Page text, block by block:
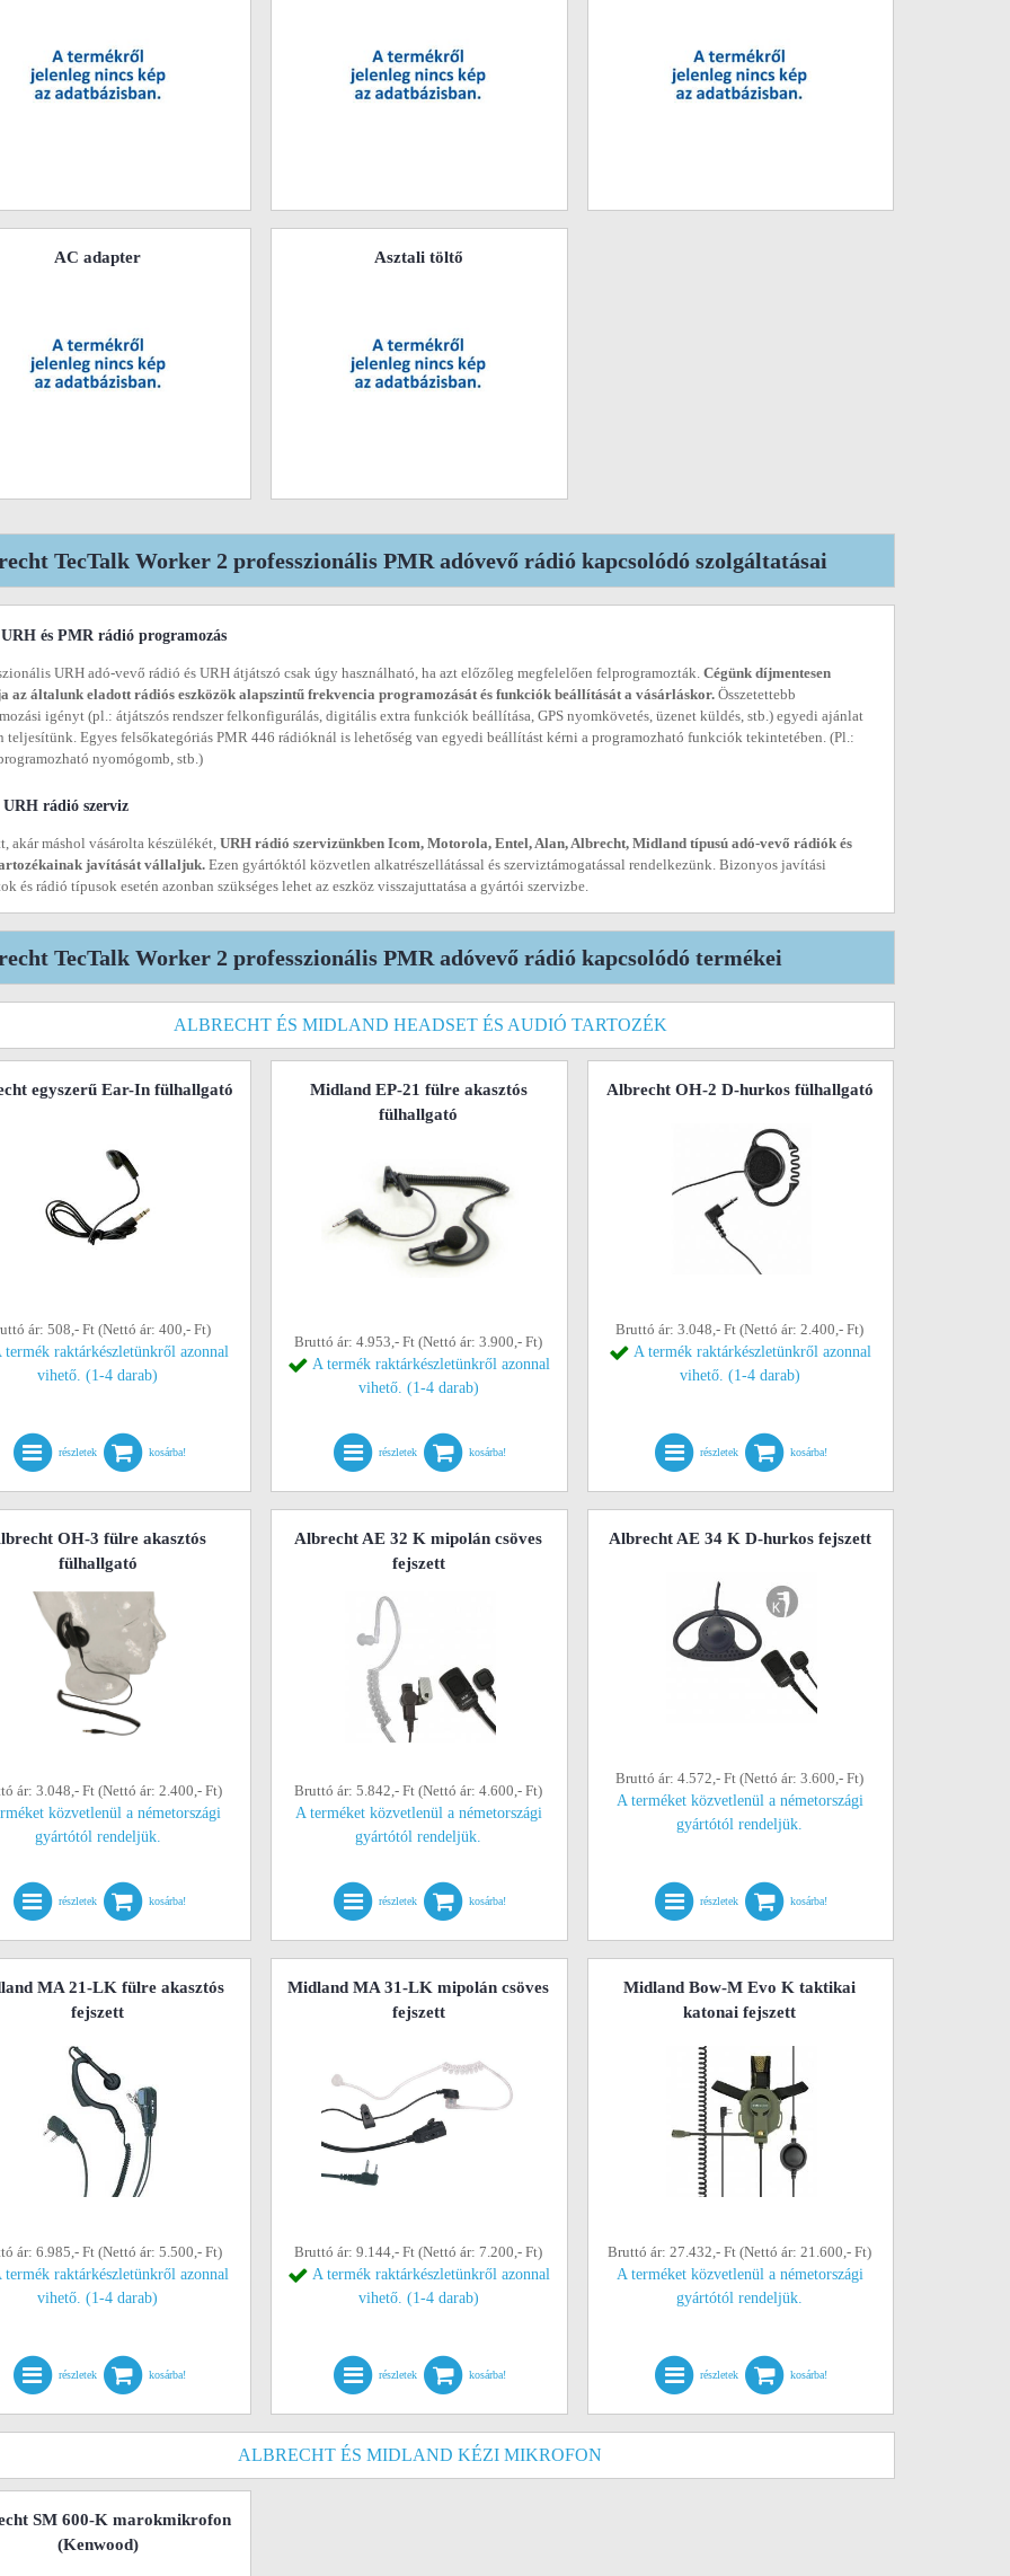
AC adapter Asztali töltő
TecTalk Worker 2 professzionális PMR adóvevő rádió kapcsolódó szolgáltatásai
URH és PMR rádió programozás
URH adó-vevő rádió és URH átjátszó csak úgy használható, ha azt előzőleg megfelelően felprogramozták. Cégünk díjmentesen
az általunk eladott rádiós eszközök alapszintű frekvencia programozását és funkciók beállítását a vásárláskor. Összetettebb
igényt (pl.: átjátszós rendszer felkonfigurálás, digitális extra funkciók beállítása, GPS nyomkövetés, üzenet küldés, stb.) egyedi ajánlat
teljesítünk. Egyes felsőkategóriás PMR 446 rádióknál is lehetőség van egyedi beállítást kérni a programozható funkciók tekintetében. (Pl.:
nyomógomb, stb.)
URH rádió szerviz
akár máshol vásárolta készülékét, URH rádió szervizünkben Icom, Motorola, Entel, Alan, Albrecht, Midland típusú adó-vevő rádiók és
javítását vállaljuk. Ezen gyártóktól közvetlen alkatrészellátással és szerviztámogatással rendelkezünk. Bizonyos javítási
és rádió típusok esetén azonban szükséges lehet az eszköz visszajuttatása a gyártói szervizbe.
TecTalk Worker 2 professzionális PMR adóvevő rádió kapcsolódó termékei
ALBRECHT ÉS MIDLAND HEADSET ÉS AUDIÓ TARTOZÉK
egyszerű Ear-In fülhallgató
ár: 508,- Ft (Nettó ár: 400,- Ft)
termék raktárkészletünkről azonnal
vihető. (1-4 darab)
részletek kosárba!
Midland EP-21 fülre akasztós
fülhallgató
Bruttó ár: 4.953,- Ft (Nettó ár: 3.900,- Ft)
A termék raktárkészletünkről azonnal
vihető. (1-4 darab)
részletek kosárba!
Albrecht OH-2 D-hurkos fülhallgató
Bruttó ár: 3.048,- Ft (Nettó ár: 2.400,- Ft)
A termék raktárkészletünkről azonnal
vihető. (1-4 darab)
részletek kosárba!
OH-3 fülre akasztós
fülhallgató
ár: 3.048,- Ft (Nettó ár: 2.400,- Ft)
közvetlenül a németországi
gyártótól rendeljük.
részletek kosárba!
Albrecht AE 32 K mipolán csöves
fejszett
Bruttó ár: 5.842,- Ft (Nettó ár: 4.600,- Ft)
A terméket közvetlenül a németországi
gyártótól rendeljük.
részletek kosárba!
Albrecht AE 34 K D-hurkos fejszett
Bruttó ár: 4.572,- Ft (Nettó ár: 3.600,- Ft)
A terméket közvetlenül a németországi
gyártótól rendeljük.
részletek kosárba!
MA 21-LK fülre akasztós
fejszett
ár: 6.985,- Ft (Nettó ár: 5.500,- Ft)
termék raktárkészletünkről azonnal
vihető. (1-4 darab)
részletek kosárba!
Midland MA 31-LK mipolán csöves
fejszett
Bruttó ár: 9.144,- Ft (Nettó ár: 7.200,- Ft)
A termék raktárkészletünkről azonnal
vihető. (1-4 darab)
részletek kosárba!
Midland Bow-M Evo K taktikai
katonai fejszett
Bruttó ár: 27.432,- Ft (Nettó ár: 21.600,- Ft)
A terméket közvetlenül a németországi
gyártótól rendeljük.
részletek kosárba!
ALBRECHT ÉS MIDLAND KÉZI MIKROFON
SM 600-K marokmikrofon
(Kenwood)